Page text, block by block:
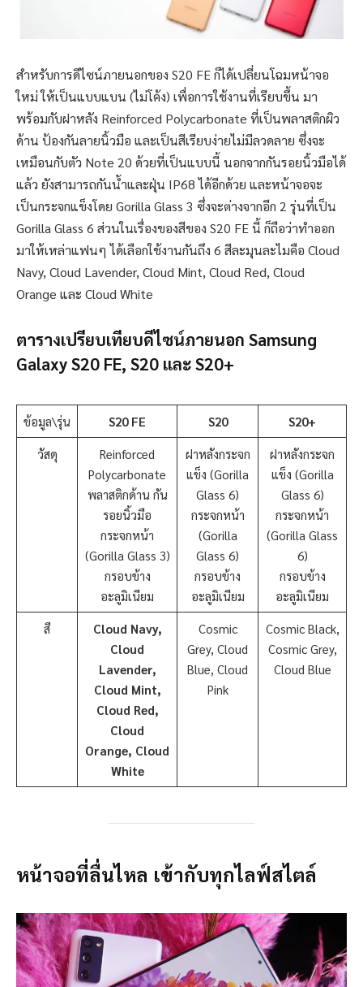
สำหรับการดีไซน์ภายนอกของ S20 FE ก็ได้เปลี่ยนโฉมหน้าจอ
ใหม่ ให้เป็นแบบแบน (ไม่โค้ง) เพื่อการใช้งานที่เรียบขึ้น มา
พร้อมกับฝาหลัง Reinforced Polycarbonate ที่เป็นพลาสติกผิว
ด้าน ป้องกันลายนิ้วมือ และเป็นสีเรียบง่ายไม่มีลวดลาย ซึ่งจะ
เหมือนกับตัว Note 20 ด้วยที่เป็นแบบนี้ นอกจากกันรอยนิ้วมือได้
แล้ว ยังสามารถกันน้ำและฝุ่น IP68 ได้อีกด้วย และหน้าจอจะ
เป็นกระจกแข็งโดย Gorilla Glass 3 ซึ่งจะต่างจากอีก 2 รุ่นที่เป็น
Gorilla Glass 6 ส่วนในเรื่องของสีของ S20 FE นี้ ก็ถือว่าทำออก
มาให้เหล่าแฟนๆ ได้เลือกใช้งานกันถึง 6 สีละมุนละไมคือ Cloud
Navy, Cloud Lavender, Cloud Mint, Cloud Red, Cloud
Orange และ Cloud White
ตารางเปรียบเทียบดีไซน์ภายนอก Samsung
Galaxy S20 FE, S20 และ S20+
ข้อมูล\รุ่น S20 FE S20 S20+
วัสดุ
Reinforced
Polycarbonate
พลาสติกด้าน กัน
รอยนิ้วมือ
กระจกหน้า
(Gorilla Glass 3)
กรอบข้าง
อะลูมิเนียม
ฝาหลังกระจก
แข็ง (Gorilla
Glass 6)
กระจกหน้า
(Gorilla
Glass 6)
กรอบข้าง
อะลูมิเนียม
ฝาหลังกระจก
แข็ง (Gorilla
Glass 6)
กระจกหน้า
(Gorilla Glass
6)
กรอบข้าง
อะลูมิเนียม
สี
Cloud Navy,
Cloud
Lavender,
Cloud Mint,
Cloud Red,
Cloud
Orange, Cloud
White
Cosmic
Grey, Cloud
Blue, Cloud
Pink
Cosmic Black,
Cosmic Grey,
Cloud Blue
หน้าจอที่ลื่นไหล เข้ากับทุกไลฟ์สไตล์